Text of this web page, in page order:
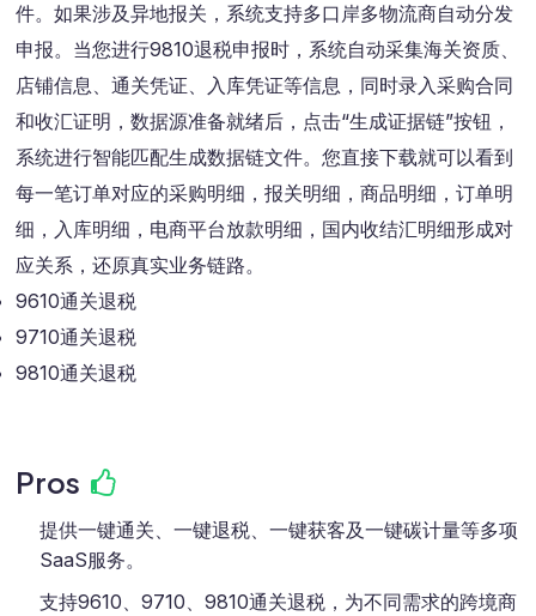
件。如果涉及异地报关，系统支持多口岸多物流商自动分发
申报。当您进行9810退税申报时，系统自动采集海关资质、
店铺信息、通关凭证、入库凭证等信息，同时录入采购合同
和收汇证明，数据源准备就绪后，点击“生成证据链”按钮，
系统进行智能匹配生成数据链文件。您直接下载就可以看到
每一笔订单对应的采购明细，报关明细，商品明细，订单明
细，入库明细，电商平台放款明细，国内收结汇明细形成对
应关系，还原真实业务链路。
9610通关退税
9710通关退税
9810通关退税
Pros
提供一键通关、一键退税、一键获客及一键碳计量等多项
SaaS服务。
支持9610、9710、9810通关退税，为不同需求的跨境商